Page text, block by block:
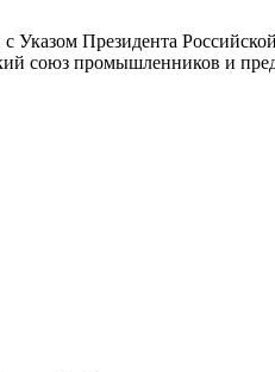
Президента
союз промышленников и